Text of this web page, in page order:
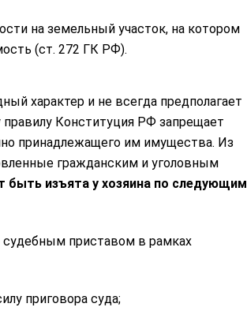
на земельный участок, на котором
(ст. 272 ГК РФ).
характер и не всегда предполагает
Конституция РФ запрещает
принадлежащего им имущества. Из
гражданским и уголовным
изъята у хозяина по следующим
приставом в рамках
приговора суда;